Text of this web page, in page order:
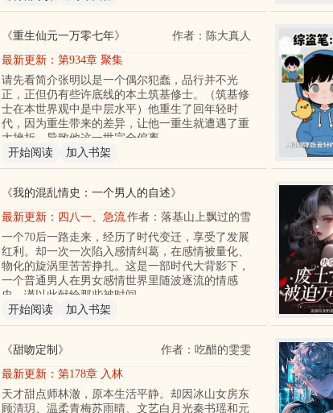
《重生仙元一万零七年》
作者：陈大真人
最新更新： 第934章 聚集
请先看简介张明以是一个偶尔犯蠢，品行并不光
正，正但仍有些许底线的本土筑基修士。（筑基修
士在本世界观中是中层水平）他重生了回年轻时
代，因为重生带来的差异，让他一重生就遭遇了重
大挫折，导致他这一世完全偏离
开始阅读
加入书架
《我的混乱情史：一个男人的自述》
作者：落基山上飘过的雪
最新更新： 四八一、急流勇退（四）
一个70后一路走来，经历了时代变迁，享受了发展
红利。却一次一次陷入感情纠葛，在感情被量化、
物化的旋涡里苦苦挣扎。这是一部时代大背影下，
一个普通男人在男女感情世界里随波逐流的情感
史，谨以此献给那些被时间
开始阅读
加入书架
《甜吻定制 》
作者：吃醋的雯雯
最新更新： 第178章 入林
天才甜点师林澈，原本生活平静。却因冰山女房东
顾清玥、温柔青梅苏雨晴、文艺白月光秦书瑶和元